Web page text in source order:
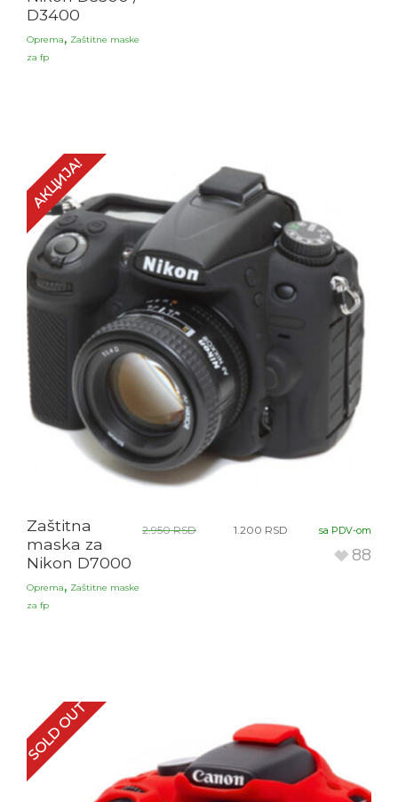
D3400
Oprema, Zaštitne maske
za fp
АКЦИЈА!
Zaštitna
maska za
Nikon D7000
Oprema, Zaštitne maske
za fp
2.950RSD 1.200 RSD sa PDV-om
88
SOLD OUT